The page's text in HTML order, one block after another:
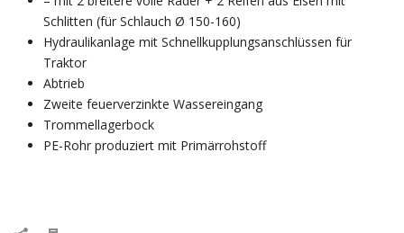
Schlitten (für Schlauch Ø 150-160)
Hydraulikanlage mit Schnellkupplungsanschlüssen für
Traktor
Abtrieb
Zweite feuerverzinkte Wassereingang
Trommellagerbock
PE-Rohr produziert mit Primärrohstoff